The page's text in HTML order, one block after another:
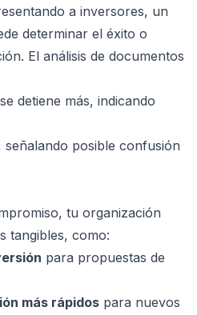
a inversores, un
determinar el éxito o
El análisis de documentos
detiene más, indicando
señalando posible confusión
tu organización
tangibles, como:
para propuestas de
más rápidos para nuevos